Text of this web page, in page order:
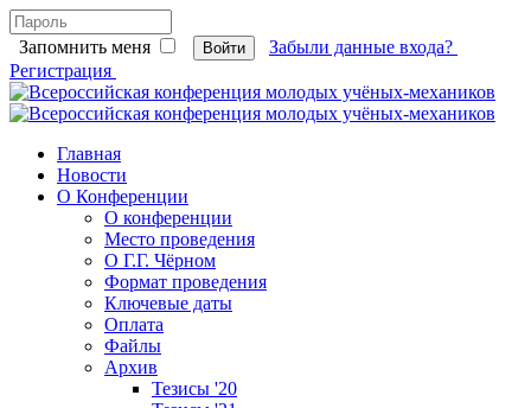
Запомнить меня Войти
Забыли данные входа?
Регистрация
Главная
Новости
О Конференции
О конференции
Место проведения
О Г.Г. Чёрном
Формат проведения
Ключевые даты
Оплата
Файлы
Архив
Тезисы '20